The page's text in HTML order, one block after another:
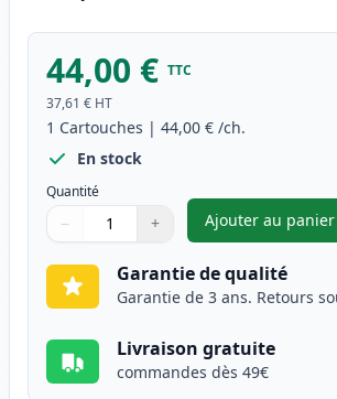
44,00 € TTC
37,61 € HT
1 Cartouches | 44,00 € /ch.
En stock
Quantité
Quantité
Utilisez les boutons pour ajuster
− +
Quantité
Ajouter au panier
,Brother
Garantie de qualité
Garantie de 3 ans. Retours
Livraison gratuite
commandes dès 49€